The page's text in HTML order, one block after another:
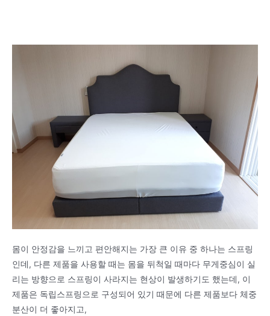
몸이 안정감을 느끼고 편안해지는 가장 큰 이유 중 하나는 스프링
인데, 다른 제품을 사용할 때는 몸을 뒤척일 때마다 무게중심이 실
리는 방향으로 스프링이 사라지는 현상이 발생하기도 했는데, 이
제품은 독립스프링으로 구성되어 있기 때문에 다른 제품보다 체중
분산이 더 좋아지고,